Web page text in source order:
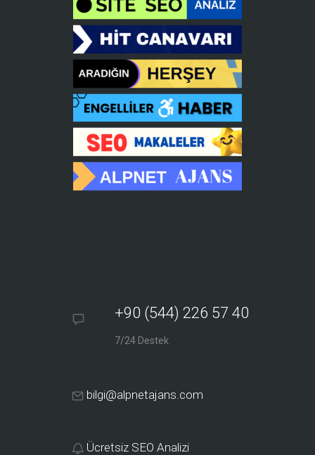
+90 (544) 226 57 40
7/24 Destek
bilgi@alpnetajans.com
Ücretsiz SEO Analizi